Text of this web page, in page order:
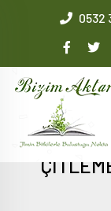
0532